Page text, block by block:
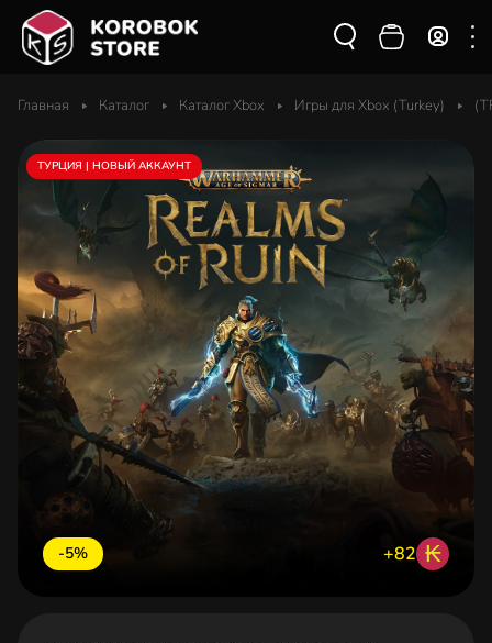
Главная Каталог Каталог Xbox Игры для Xbox (Turkey)
-5% +82 ₭
ТУРЦИЯ | НОВЫЙ АККАУНТ